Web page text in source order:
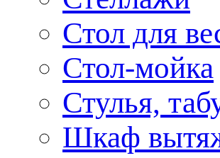
Стол для
Стол-мойка
Стулья,
Шкаф